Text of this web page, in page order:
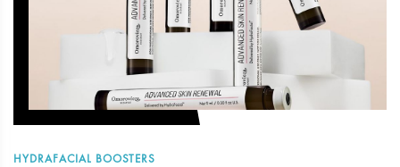
HYDRAFACIAL BOOSTERS